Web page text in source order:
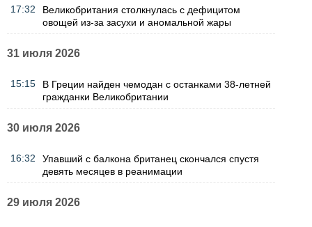
17:32
Великобритания столкнулась с дефицитом
овощей из-за засухи и аномальной жары
31 июля 2026
15:15
В Греции найден чемодан с останками 38-летней
гражданки Великобритании
30 июля 2026
16:32
Упавший с балкона британец скончался спустя
девять месяцев в реанимации
29 июля 2026